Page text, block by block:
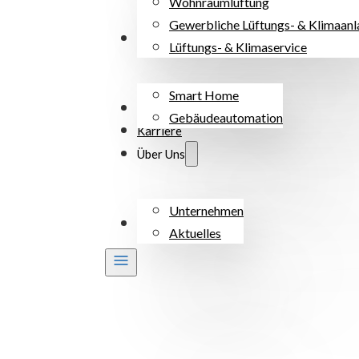
Gewerbliche Lüftungs- &
Lüftungs- & Klimaservice
Smart Home
Gebäudeautomation
Karriere
Über Uns
Unternehmen
Aktuelles
Kontakt